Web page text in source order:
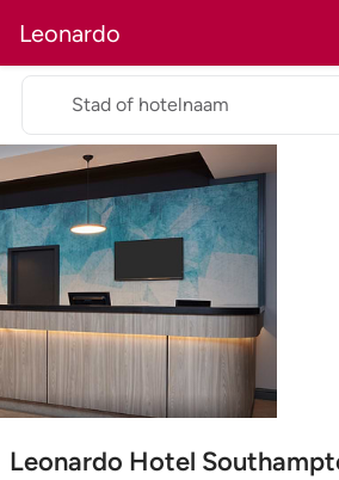
Leonardo
Leonardo Hotel
Stad of hotelnaam